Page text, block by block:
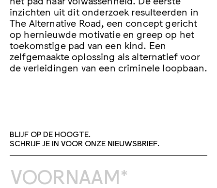
inzichten uit dit onderzoek resulteerden in
The Alternative Road, een concept gericht
op hernieuwde motivatie en greep op het
toekomstige pad van een kind. Een
zelfgemaakte oplossing als alternatief voor
de verleidingen van een criminele loopbaan.
BLIJF OP DE HOOGTE.
SCHRIJF JE IN VOOR ONZE NIEUWSBRIEF.